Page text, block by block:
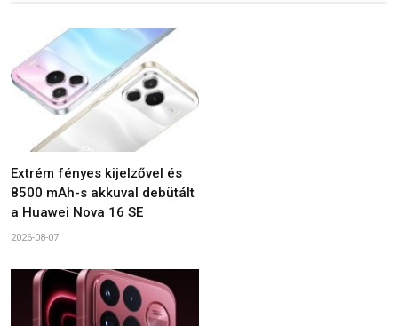
Extrém fényes kijelzővel és
8500 mAh-s akkuval debütált
a Huawei Nova 16 SE
2026-08-07